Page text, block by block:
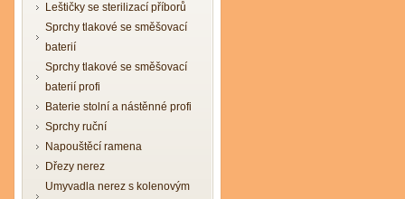
Leštičky se sterilizací příborů
Sprchy tlakové se směšovací
baterií
Sprchy tlakové se směšovací
baterií profi
Baterie stolní a nástěnné profi
Sprchy ruční
Napouštěcí ramena
Dřezy nerez
Umyvadla nerez s kolenovým